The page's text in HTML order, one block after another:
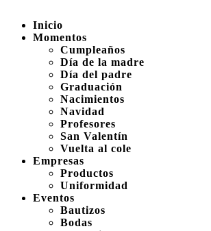
Inicio
Momentos
Cumpleaños
Día de la madre
Día del padre
Graduación
Nacimientos
Navidad
Profesores
San Valentín
Vuelta al cole
Empresas
Productos
Uniformidad
Eventos
Bautizos
Bodas